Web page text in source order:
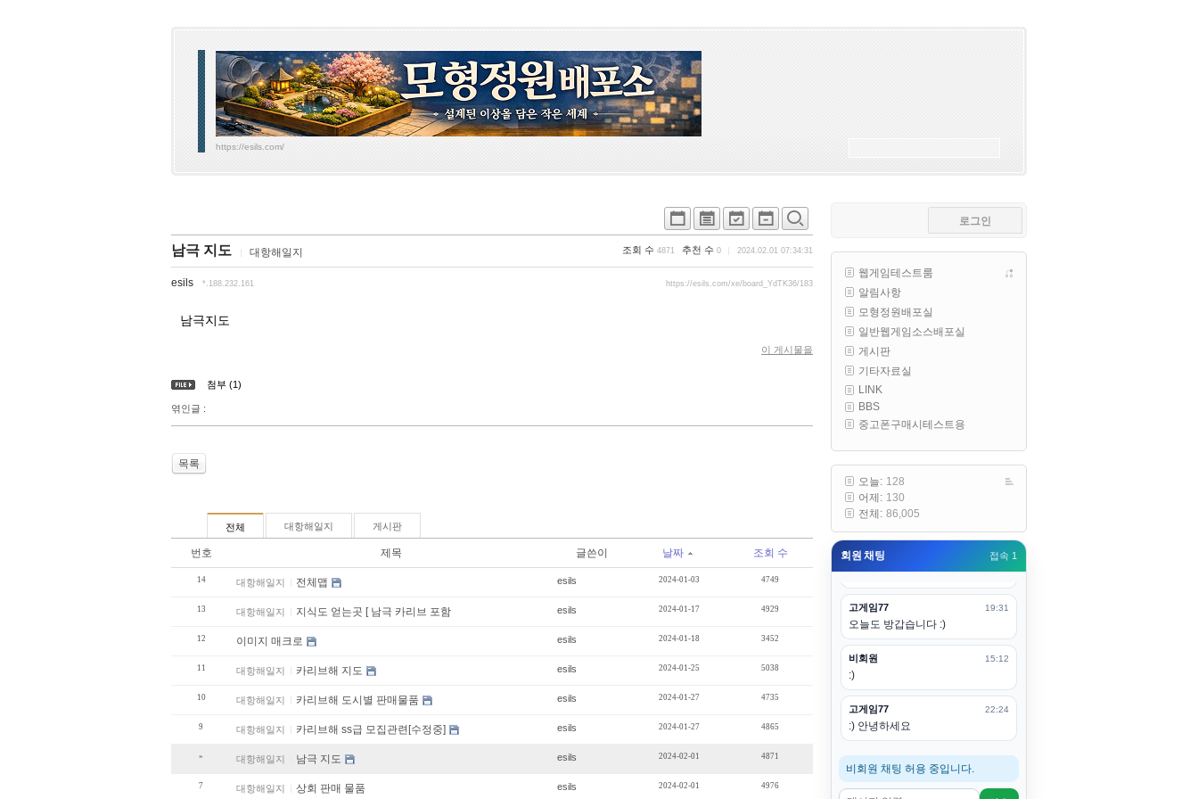
https://esils.com/
남극 지도 대항해일지 조회 수 4871 추천 수 0 2024.02.01 07:34:31
esils *.188.232.161 https://esils.com/xe/board_YdTK36/183
남극지도
이 게시물을
첨부 (1)
엮인글 :
목록
전체 대항해일지 게시판
번호 제목 글쓴이 날짜 조회 수
14 대항해일지 전체맵 esils 2024-01-03 4749
13 대항해일지 지식도 얻는곳 [ 남극 카리브 포함 esils 2024-01-17 4929
12 이미지 매크로 esils 2024-01-18 3452
11 대항해일지 카리브해 지도 esils 2024-01-25 5038
10 대항해일지 카리브해 도시별 판매물품 esils 2024-01-27 4735
9 대항해일지 카리브해 ss급 모집관련[수정중] esils 2024-01-27 4865
» 대항해일지 남극 지도 esils 2024-02-01 4871
7 대항해일지 상회 판매 물품 esils 2024-02-01 4976
로그인
웹게임테스트룸
알림사항
모형정원배포실
일반웹게임소스배포실
게시판
기타자료실
LINK
BBS
중고폰구매시테스트용
오늘: 128
어제: 130
전체: 86,005
회원 채팅 접속 1
00:19
밑에 일반웹게임이 더있었네요
esils
아 이제 2로 돌아왔군요
esils
다 펼쳐두면 너무길어서 ..
esils
모바일로 보는데도 좀 불편하더라
구요
니다. 벌써 12시가 넘었었네요
esils
어후 주무세요
고게임77 00:20
(__)수고하십시용!
고게임77 19:31
오늘도 방갑습니다 :)
비회원 15:12
:)
고게임77 22:24
:) 안녕하세요
비회원 채팅 허용 중입니다.